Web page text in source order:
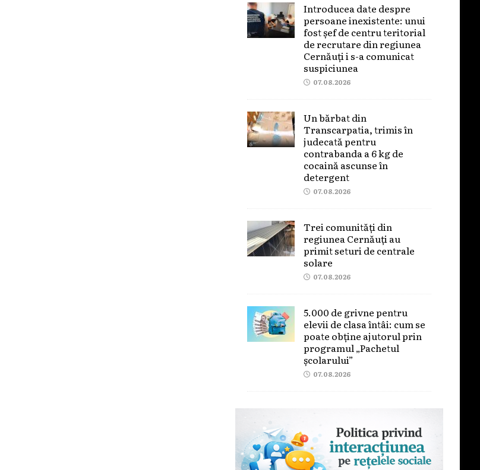
Introducea date despre
persoane inexistente: unui
fost șef de centru teritorial
de recrutare din regiunea
Cernăuți i s-a comunicat
suspiciunea
07.08.2026
Un bărbat din
Transcarpatia, trimis în
judecată pentru
contrabanda a 6 kg de
cocaină ascunse în
detergent
07.08.2026
Trei comunități din
regiunea Cernăuți au
primit seturi de centrale
solare
07.08.2026
5.000 de grivne pentru
elevii de clasa întâi: cum se
poate obține ajutorul prin
programul „Pachetul
școlarului”
07.08.2026